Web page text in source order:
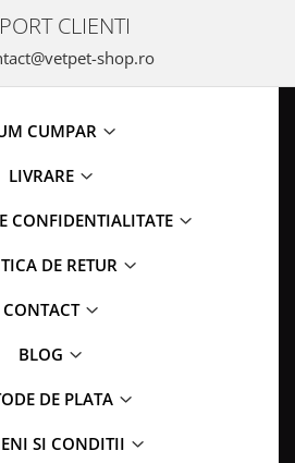
CLIENTI
shop.ro
CUMPAR
LIVRARE
CONFIDENTIALITATE
DE RETUR
CONTACT
BLOG
DE PLATA
SI CONDITII